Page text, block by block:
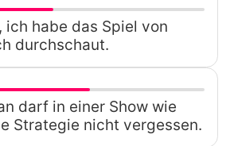
ich habe das Spiel von
durchschaut.
darf in einer Show wie
Strategie nicht vergessen.